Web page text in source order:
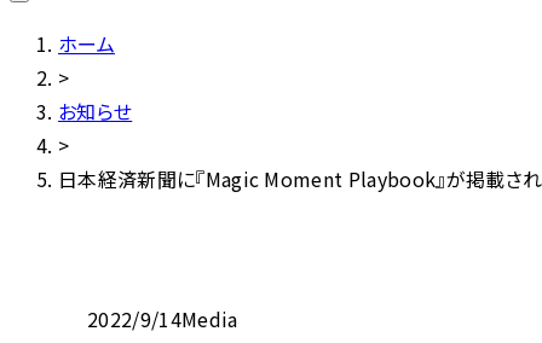
ホーム
>
お知らせ
>
日本経済新聞に『Magic Moment Playbook』が掲載さ
2022/9/14Media